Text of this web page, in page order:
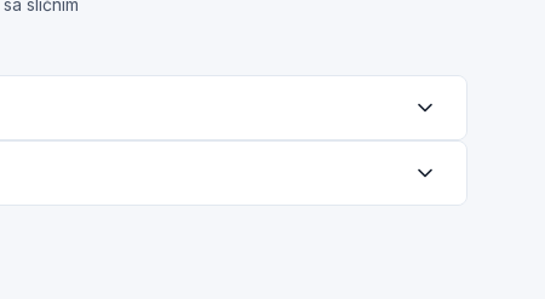
sličnim